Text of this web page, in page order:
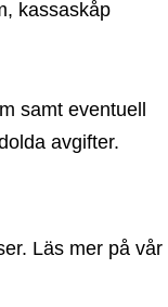
kassaskåp
samt eventuell
avgifter.
Läs mer på vår